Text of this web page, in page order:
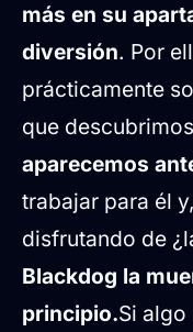
más en su
diversión. Por
prácticamente
que
aparecemos
trabajar para él
disfrutando de
Blackdog la
principio.Si